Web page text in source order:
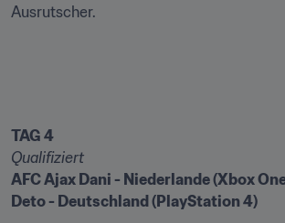
Ausrutscher.
TAG 4
Qualifiziert
AFC Ajax Dani - Niederlande (Xbox
Deto - Deutschland (PlayStation 4)